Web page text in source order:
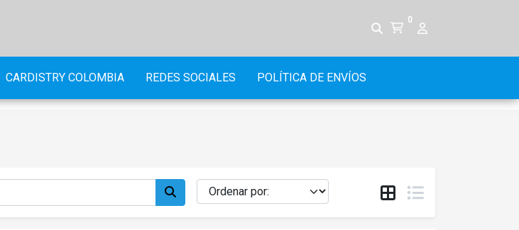
0
CARDISTRY COLOMBIA REDES SOCIALES POLÍTICA DE ENVÍOS